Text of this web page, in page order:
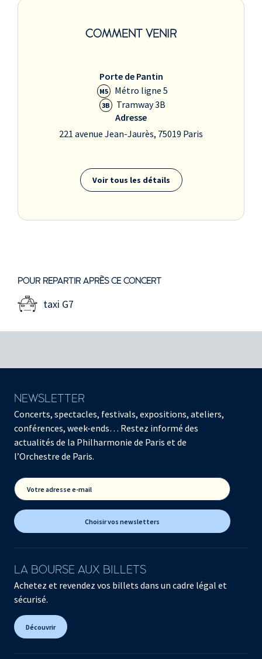
COMMENT VENIR
Porte de Pantin
M5 Métro ligne 5
3B
Tramway 3B
Adresse
221 avenue Jean-Jaurès, 75019 Paris
Voir tous les détails
POUR REPARTIR APRÈS CE CONCERT
taxi G7
NEWSLETTER
Concerts, spectacles, festivals, expositions, ateliers,
conférences, week-ends… Restez informé des
actualités de la Philharmonie de Paris et de
l’Orchestre de Paris.
Votre adresse e-mail
Choisir vos newsletters
LA BOURSE AUX BILLETS
Achetez et revendez vos billets dans un cadre légal et
sécurisé.
Découvrir